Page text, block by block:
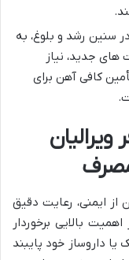
سنین رشد و بلوغ، به
جدید، نیاز
کافی آهن برای
از ایمنی، رعایت دقیق
بالایی برخوردار
داروساز خود پایبند